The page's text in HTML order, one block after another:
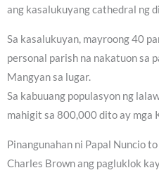
ang kasalukuyang cathedral ng
Sa kasalukuyan, mayroong 40
personal parish na nakatuon sa
Mangyan sa lugar.
Sa kabuuang populasyon ng
mahigit sa 800,000 dito ay mga
Pinangunahan ni Papal Nuncio
Charles Brown ang pagluklok